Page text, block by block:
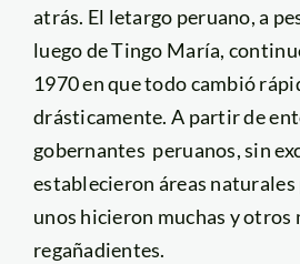
atrás. El letargo peruano, a
luego de Tingo María,
1970 en que todo cambió
drásticamente. A partir de
gobernantes peruanos, sin
establecieron áreas
unos hicieron muchas y otros
regañadientes.